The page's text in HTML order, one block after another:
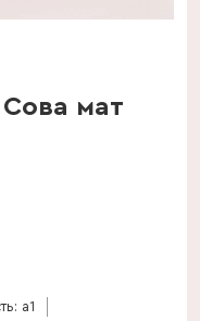
Сова мат
a1